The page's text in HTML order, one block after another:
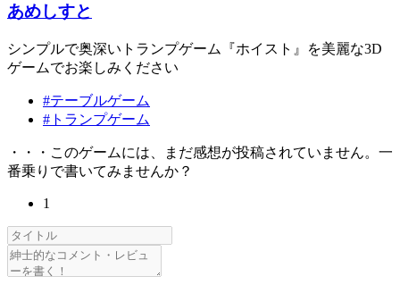
あめしすと
シンプルで奥深いトランプゲーム『ホイスト』を美麗な3D
ゲームでお楽しみください
#テーブルゲーム
#トランプゲーム
・・・このゲームには、まだ感想が投稿されていません。一
番乗りで書いてみませんか？
1